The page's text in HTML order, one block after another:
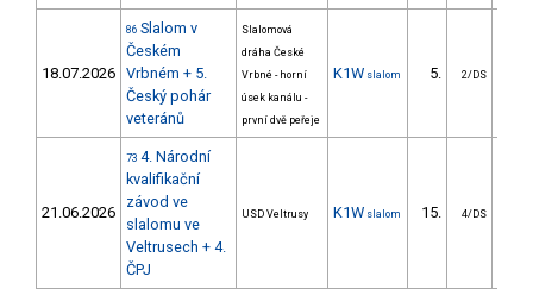
18.07.2026
86 Slalom v
Českém
Vrbném + 5.
Český pohár
veteránů
Slalomová
dráha České
Vrbné - horní
úsek kanálu -
první dvě peřeje
K1W slalom 5. 2/DS
21.06.2026
73 4. Národní
kvalifikační
závod ve
slalomu ve
Veltrusech + 4.
ČPJ
USD Veltrusy K1W slalom 15. 4/DS